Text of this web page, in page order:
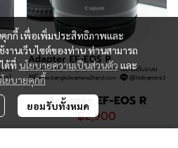
Adapter EF-EOS R
฿2,900
คุกกี้ เพื่อเพิ่มประสิทธิภาพและ
านเว็บไซต์ของท่าน ท่านสามารถ
ด้ที่ นโยบายความเป็นส่วนตัว และ
ยบายคุกกี้
ยอมรับทั้งหมด